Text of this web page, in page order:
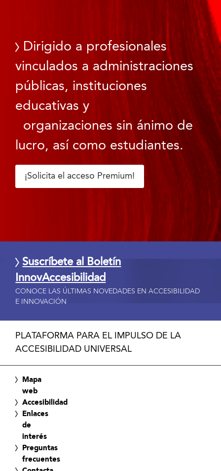
Dirigido a profesionales
vinculados a administraciones
públicas, instituciones
educativas y
organizaciones sin ánimo de
lucro, así como estudiantes.
¡Solicita el acceso Premium!
Suscríbete al Boletín
InnovAccesibilidad
CONOCE LAS ÚLTIMAS NOVEDADES EN ACCESIBILIDAD
E INNOVACIÓN
PLATAFORMA PARA EL IMPULSO DE LA
ACCESIBILIDAD UNIVERSAL
Mapa
web
Accesibilidad
Enlaces
de
interés
Preguntas
frecuentes